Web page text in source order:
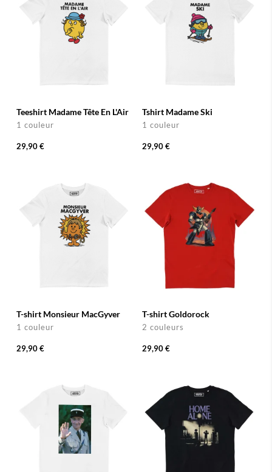
Teeshirt Madame Tête En L'Air
1 couleur
29,90 €
Tshirt Madame Ski
1 couleur
29,90 €
T-shirt Monsieur MacGyver
1 couleur
29,90 €
T-shirt Goldorock
2 couleurs
29,90 €